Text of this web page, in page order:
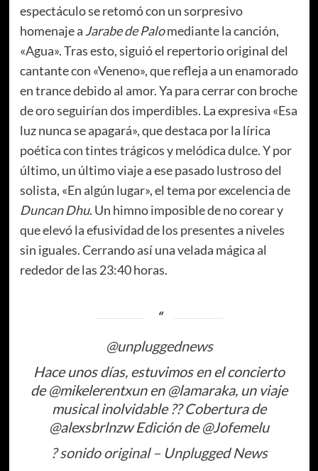
espectáculo se retomó con un sorpresivo
homenaje a Jarabe de Palomediante la canción,
«Agua». Tras esto, siguió el repertorio original del
cantante con «Veneno», que refleja a un enamorado
en trance debido al amor. Ya para cerrar con broche
de oro seguirían dos imperdibles. La expresiva «Esa
luz nunca se apagará», que destaca por la lírica
poética con tintes trágicos y melódica dulce. Y por
último, un último viaje a ese pasado lustroso del
solista, «En algún lugar», el tema por excelencia de
Duncan Dhu. Un himno imposible de no corear y
que elevó la efusividad de los presentes a niveles
sin iguales. Cerrando así una velada mágica al
rededor de las 23:40 horas.
@unpluggednews
Hace unos días, estuvimos en el concierto
de @mikelerentxun en @lamaraka, un viaje
musical inolvidable ?? Cobertura de
@alexsbrlnzw Edición de @Jofemelu
? sonido original – Unplugged News